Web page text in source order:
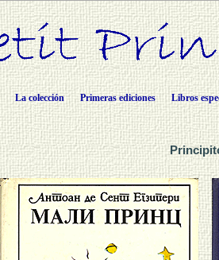
La colección Primeras ediciones Libros